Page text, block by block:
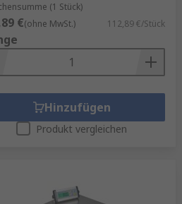
(1 Stück)
€(ohne MwSt.) 112,89 €/Stück
Hinzufügen
Produkt vergleichen